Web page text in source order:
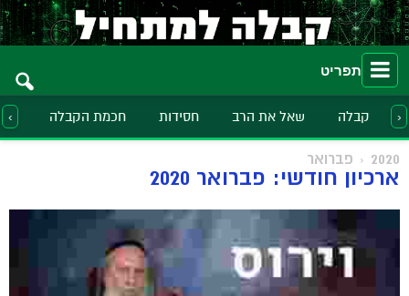
תפריט
קבלה שאל את הרב חסידות חכמת הקבלה ›
‹
2020 פברואר
ארכיון חודשי: פברואר 2020